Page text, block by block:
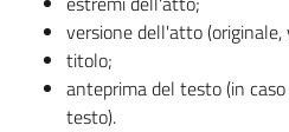
versione dell'atto
titolo;
anteprima del testo (in
testo).